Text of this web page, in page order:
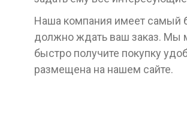
Наша компания имеет самый
должно ждать ваш заказ. Мы
быстро получите покупку
размещена на нашем сайте.